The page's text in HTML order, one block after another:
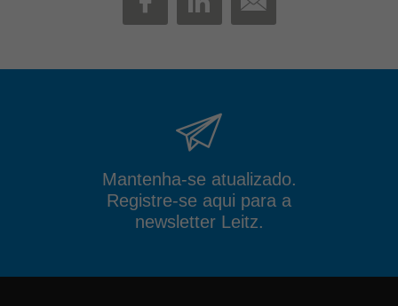
FACEBOOK
LINKEDIN
MAIL
Mantenha-se atualizado.
Registre-se aqui para a
newsletter Leitz.